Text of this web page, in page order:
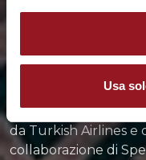
Usa
ONE TEAM
One Team è il
d'impresa (CSR) di
da Turkish Airlines e
collaborazione di